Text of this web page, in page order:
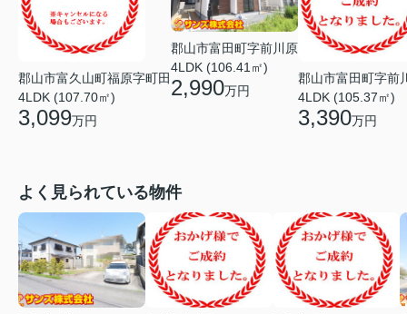
郡山市富久山町福原字町田
4LDK (107.70㎡)
3,099万円
郡山市富田町字前川原
4LDK (106.41㎡)
2,990万円
郡山市富田町字前
4LDK (105.37㎡)
3,390万円
よく見られている物件